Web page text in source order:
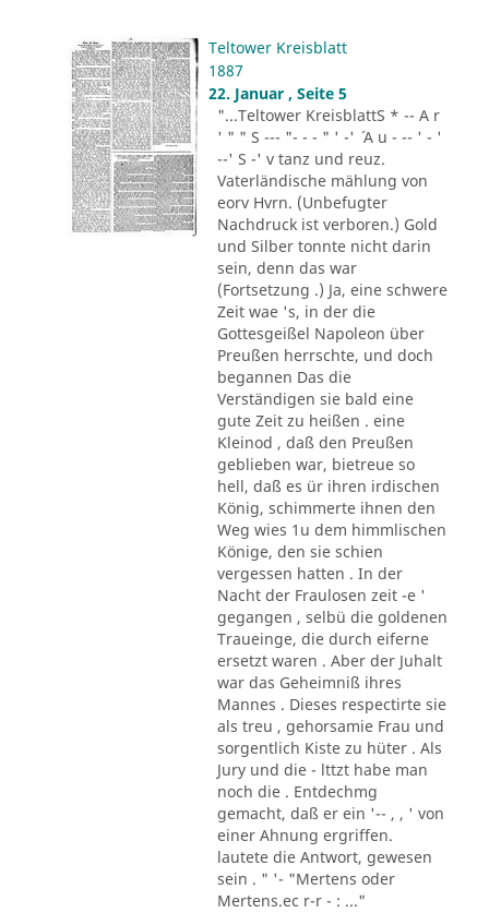
Teltower Kreisblatt
1887
22. Januar , Seite 5
"...Teltower KreisblattS * -- A r
' " " S --- "- - - " ' -' ´ A u - -- ' - '
--' S -' v tanz und reuz.
Vaterländische mählung von
eorv Hvrn. (Unbefugter
Nachdruck ist verboren.) Gold
und Silber tonnte nicht darin
sein, denn das war
(Fortsetzung .) Ja, eine schwere
Zeit wae 's, in der die
Gottesgeißel Napoleon über
Preußen herrschte, und doch
begannen Das die
Verständigen sie bald eine
gute Zeit zu heißen . eine
Kleinod , daß den Preußen
geblieben war, bietreue so
hell, daß es ür ihren irdischen
König, schimmerte ihnen den
Weg wies 1u dem himmlischen
Könige, den sie schien
vergessen hatten . In der
Nacht der Fraulosen zeit -e '
gegangen , selbü die goldenen
Traueinge, die durch eiferne
ersetzt waren . Aber der Juhalt
war das Geheimniß ihres
Mannes . Dieses respectirte sie
als treu , gehorsamie Frau und
sorgentlich Kiste zu hüter . Als
Jury und die - lttzt habe man
noch die . Entdechmg
gemacht, daß er ein '-- , , ' von
einer Ahnung ergriffen.
lautete die Antwort, gewesen
sein . " '- "Mertens oder
Mertens.ec r-r - : ..."